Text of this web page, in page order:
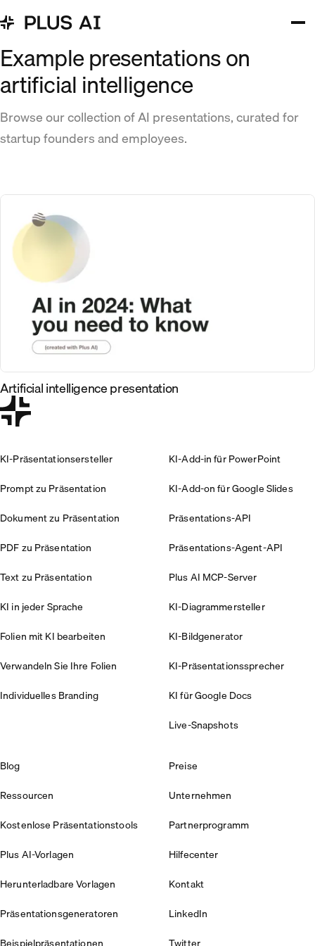
Example presentations on
artificial intelligence
Browse our collection of AI presentations, curated for
startup founders and employees.
Artificial intelligence presentation
KI-Präsentationsersteller
Prompt zu Präsentation
Dokument zu Präsentation
PDF zu Präsentation
Text zu Präsentation
KI in jeder Sprache
Folien mit KI bearbeiten
Verwandeln Sie Ihre Folien
Individuelles Branding
KI-Add-in für PowerPoint
KI-Add-on für Google Slides
Präsentations-API
Präsentations-Agent-API
Plus AI MCP-Server
KI-Diagrammersteller
KI-Bildgenerator
KI-Präsentationssprecher
KI für Google Docs
Live-Snapshots
Blog
Ressourcen
Kostenlose Präsentationstools
Plus AI-Vorlagen
Herunterladbare Vorlagen
Präsentationsgeneratoren
Preise
Unternehmen
Partnerprogramm
Hilfecenter
Kontakt
LinkedIn